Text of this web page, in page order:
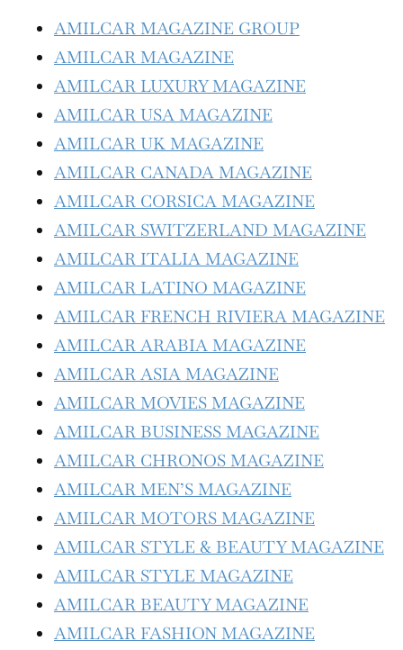
AMILCAR MAGAZINE GROUP
AMILCAR MAGAZINE
AMILCAR LUXURY MAGAZINE
AMILCAR USA MAGAZINE
AMILCAR UK MAGAZINE
AMILCAR CANADA MAGAZINE
AMILCAR CORSICA MAGAZINE
AMILCAR SWITZERLAND MAGAZINE
AMILCAR ITALIA MAGAZINE
AMILCAR LATINO MAGAZINE
AMILCAR FRENCH RIVIERA MAGAZINE
AMILCAR ARABIA MAGAZINE
AMILCAR ASIA MAGAZINE
AMILCAR MOVIES MAGAZINE
AMILCAR BUSINESS MAGAZINE
AMILCAR CHRONOS MAGAZINE
AMILCAR MEN’S MAGAZINE
AMILCAR MOTORS MAGAZINE
AMILCAR STYLE & BEAUTY MAGAZINE
AMILCAR STYLE MAGAZINE
AMILCAR BEAUTY MAGAZINE
AMILCAR FASHION MAGAZINE